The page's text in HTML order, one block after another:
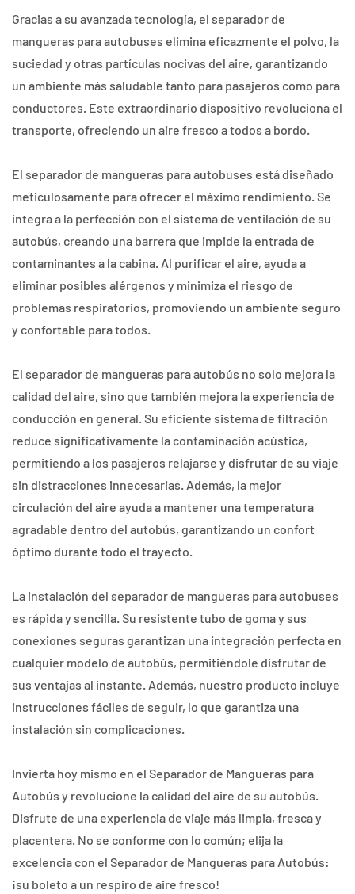
Gracias a su avanzada tecnología, el separador de
mangueras para autobuses elimina eficazmente el polvo, la
suciedad y otras partículas nocivas del aire, garantizando
un ambiente más saludable tanto para pasajeros como para
conductores. Este extraordinario dispositivo revoluciona el
transporte, ofreciendo un aire fresco a todos a bordo.
El separador de mangueras para autobuses está diseñado
meticulosamente para ofrecer el máximo rendimiento. Se
integra a la perfección con el sistema de ventilación de su
autobús, creando una barrera que impide la entrada de
contaminantes a la cabina. Al purificar el aire, ayuda a
eliminar posibles alérgenos y minimiza el riesgo de
problemas respiratorios, promoviendo un ambiente seguro
y confortable para todos.
El separador de mangueras para autobús no solo mejora la
calidad del aire, sino que también mejora la experiencia de
conducción en general. Su eficiente sistema de filtración
reduce significativamente la contaminación acústica,
permitiendo a los pasajeros relajarse y disfrutar de su viaje
sin distracciones innecesarias. Además, la mejor
circulación del aire ayuda a mantener una temperatura
agradable dentro del autobús, garantizando un confort
óptimo durante todo el trayecto.
La instalación del separador de mangueras para autobuses
es rápida y sencilla. Su resistente tubo de goma y sus
conexiones seguras garantizan una integración perfecta en
cualquier modelo de autobús, permitiéndole disfrutar de
sus ventajas al instante. Además, nuestro producto incluye
instrucciones fáciles de seguir, lo que garantiza una
instalación sin complicaciones.
Invierta hoy mismo en el Separador de Mangueras para
Autobús y revolucione la calidad del aire de su autobús.
Disfrute de una experiencia de viaje más limpia, fresca y
placentera. No se conforme con lo común; elija la
excelencia con el Separador de Mangueras para Autobús:
¡su boleto a un respiro de aire fresco!